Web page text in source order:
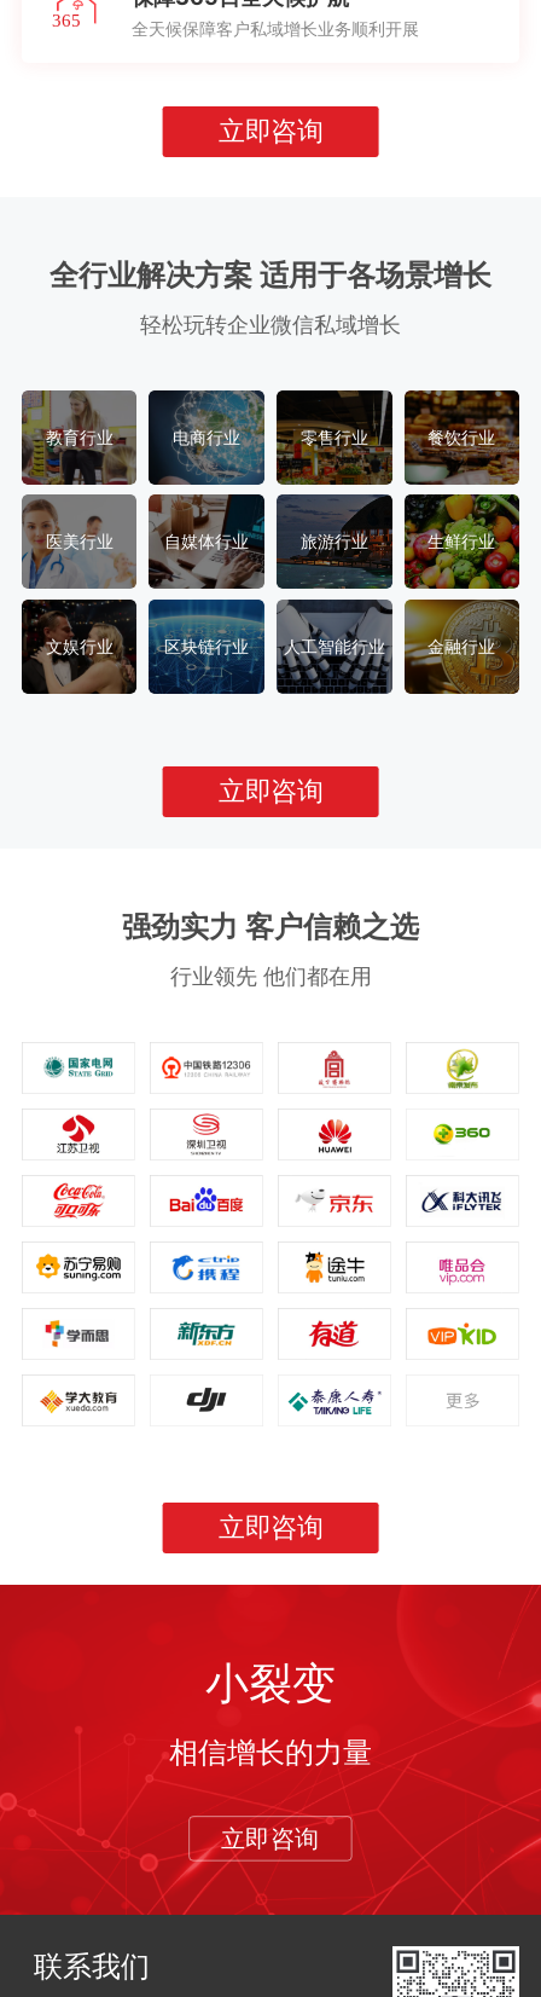
全天候保障客户私域增长业务顺利开展
立即咨询
全行业解决方案 适用于各场景增长
轻松玩转企业微信私域增长
教育行业 电商行业 零售行业 餐饮行业
医美行业 自媒体行业 旅游行业 生鲜行业
文娱行业 区块链行业 人工智能行业 金融行业
立即咨询
强劲实力 客户信赖之选
行业领先 他们都在用
立即咨询
小裂变
相信增长的力量
立即咨询
联系我们